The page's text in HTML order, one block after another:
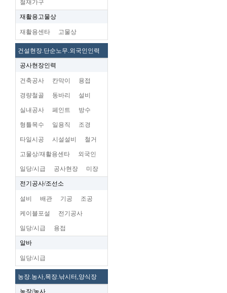
철재가구
재활용고물상
재활용센타 고물상
건설현장.단순노무.외국인인력
공사현장인력
건축공사 칸막이 용접
경량철골 동바리 설비
실내공사 페인트 방수
형틀목수 일용직 조경
타일시공 시설설비 철거
고물상/재활용센타 외국인
일당/시급 공사현장 미장
전기공사/조선소
설비 배관 기공 조공
케이블포설 전기공사
일당/시급 용접
알바
일당/시급
농장.농사,목장.낚시터,양식장
농장/농사